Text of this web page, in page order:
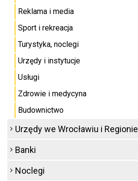
Reklama i media
Sport i rekreacja
Turystyka, noclegi
Urzędy i instytucje
Usługi
Zdrowie i medycyna
Budownictwo
Urzędy we Wrocławiu i Regionie
Banki
Noclegi